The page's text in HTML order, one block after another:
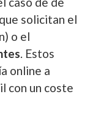
solicitan el
o el
. Estos
online a
con un coste